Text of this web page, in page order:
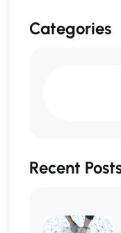
Categories
Recent